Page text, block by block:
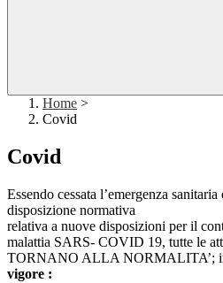
Home >
Covid
Covid
Essendo cessata l’emergenza
disposizione normativa
relativa a nuove disposizioni per il
malattia SARS- COVID 19, tutte le
TORNANO ALLA NORMALITA’;
vigore :